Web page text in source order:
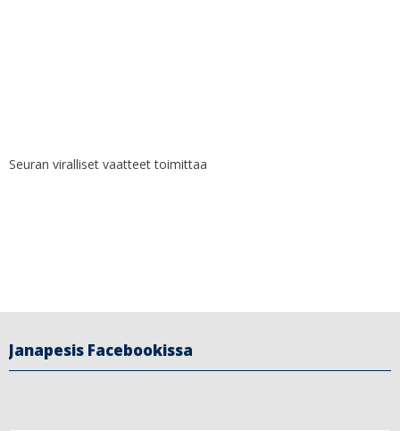
Seuran viralliset vaatteet toimittaa
Janapesis Facebookissa